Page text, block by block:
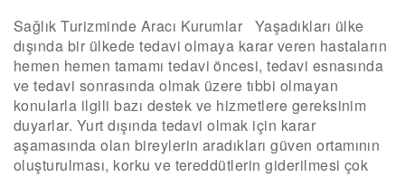
Sağlık Turizminde Aracı Kurumlar Yaşadıkları ülke
dışında bir ülkede tedavi olmaya karar veren hastaların
hemen hemen tamamı tedavi öncesi, tedavi esnasında
ve tedavi sonrasında olmak üzere tıbbi olmayan
konularla ilgili bazı destek ve hizmetlere gereksinim
duyarlar. Yurt dışında tedavi olmak için karar
aşamasında olan bireylerin aradıkları güven ortamının
oluşturulması, korku ve tereddütlerin giderilmesi çok